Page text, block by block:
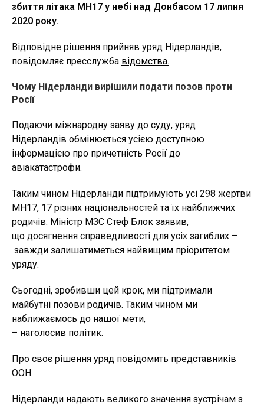
збиття літака МН17 у небі над Донбасом 17 липня
2020 року.
Відповідне рішення прийняв уряд Нідерландів,
повідомляє пресслужба відомства.
Чому Нідерланди вирішили подати позов проти
Росії
Подаючи міжнародну заяву до суду, уряд
Нідерландів обмінюється усією доступною
інформацією про причетність Росії до
авіакатастрофи.
Таким чином Нідерланди підтримують усі 298 жертви
MH17, 17 різних національностей та їх найближчих
родичів. Міністр МЗС Стеф Блок заявив,
що досягнення справедливості для усіх загиблих –
завжди залишатиметься найвищим пріоритетом
уряду.
Сьогодні, зробивши цей крок, ми підтримали
майбутні позови родичів. Таким чином ми
наближаємось до нашої мети,
– наголосив політик.
Про своє рішення уряд повідомить представників
ООН.
Нідерланди надають великого значення зустрічам з